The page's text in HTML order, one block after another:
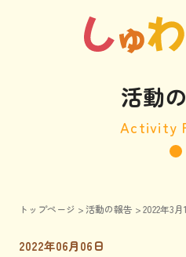
活動
Activity
トップページ >活動の報告 >2022年3
2022年06月06日